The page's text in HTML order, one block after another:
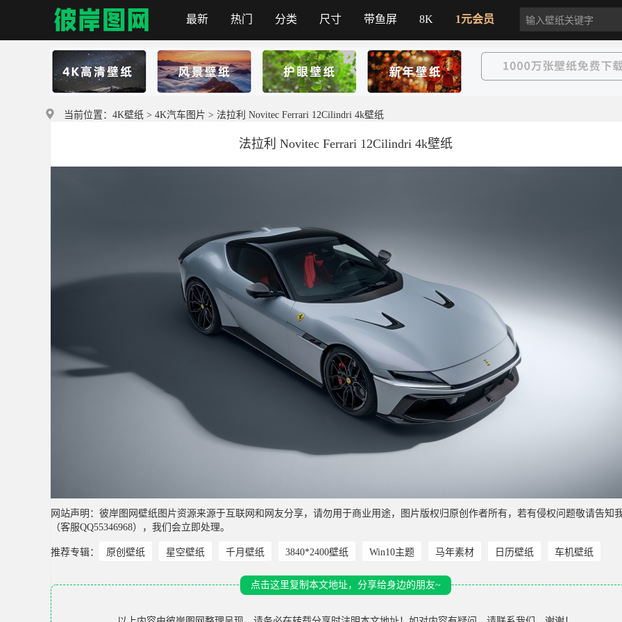
首页
最新 热门 分类 尺寸 带鱼屏 8K 1元会员
当前位置： 4K壁纸 > 4K汽车图片 > 法拉利 Novitec Ferrari 12Cilindri 4k壁纸
法拉利 Novitec Ferrari 12Cilindri 4k壁纸
网站声明：彼岸图网壁纸图片资源来源于互联网和网友分享，请勿用于商业用途，图片版权归原创作者所有，若有侵权问题敬请告知
（客服QQ55346968），我们会立即处理。
推荐专辑： 原创壁纸 星空壁纸 千月壁纸 3840*2400壁纸 Win10主题 马年素材 日历壁纸 车机壁纸
点击这里复制本文地址，分享给身边的朋友~